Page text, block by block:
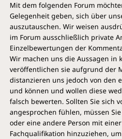
Mit dem folgenden Forum
Gelegenheit geben, sich über
auszutauschen. Wir weisen
im Forum ausschließlich private
Einzelbewertungen der
Wir machen uns die Aussagen in
veröffentlichen sie aufgrund der
distanzieren uns jedoch von den
und können und wollen diese
falsch bewerten. Sollten Sie sich
angesprochen fühlen, müssen
oder eine andere Person mit
Fachqualifikation hinzuziehen,